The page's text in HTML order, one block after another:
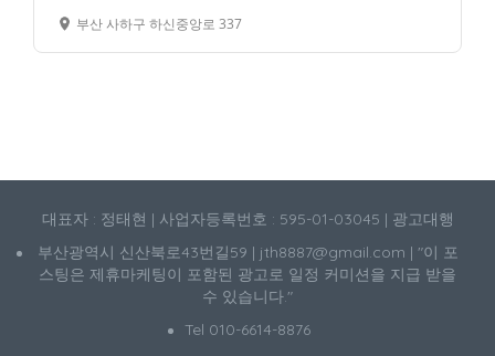
부산 사하구 하신중앙로 337
대표자 : 정태현 | 사업자등록번호 : 595-01-03045 | 광고대행
부산광역시 신산북로43번길59 | jth8887@gmail.com | "이 포
스팅은 제휴마케팅이 포함된 광고로 일정 커미션을 지급 받을
수 있습니다."
Tel 010-6614-8876